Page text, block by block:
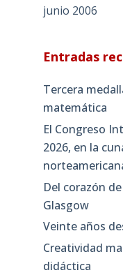
junio 2006
Entradas
Tercera
matemática
El Congreso
2026, en la
Del corazón
Glasgow
Veinte años
Creatividad
didáctica